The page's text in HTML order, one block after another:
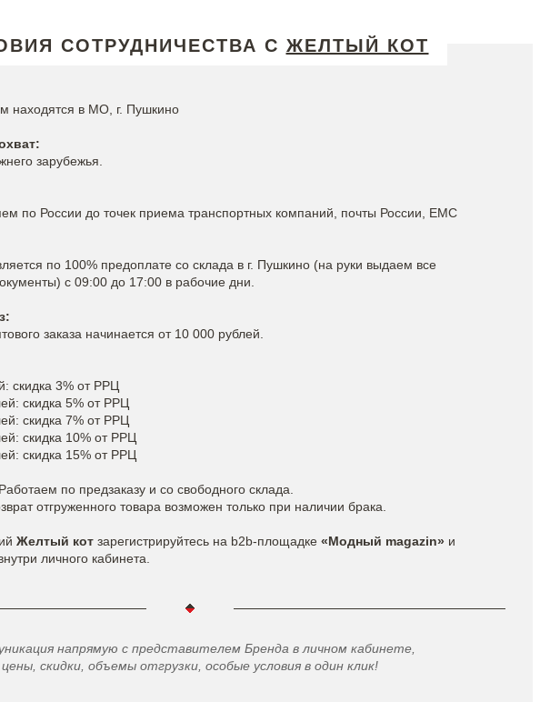
СОТРУДНИЧЕСТВА С ЖЕЛТЫЙ КОТ
находятся в МО, г. Пушкино
зарубежья.
по России до точек приема транспортных компаний, почты России, ЕМС
по 100% предоплате со склада в г. Пушкино (на руки выдаем все
c 09:00 до 17:00 в рабочие дни.
заказа начинается от 10 000 рублей.
скидка 3% от РРЦ
скидка 5% от РРЦ
скидка 7% от РРЦ
скидка 10% от РРЦ
скидка 15% от РРЦ
Работаем по предзаказу и со свободного склада.
отгруженного товара возможен только при наличии брака.
Желтый кот зарегистрируйтесь на b2b-площадке «Модный magazin» и
личного кабинета.
напрямую с представителем Бренда в личном кабинете,
цены, скидки, объемы отгрузки, особые условия в один клик!